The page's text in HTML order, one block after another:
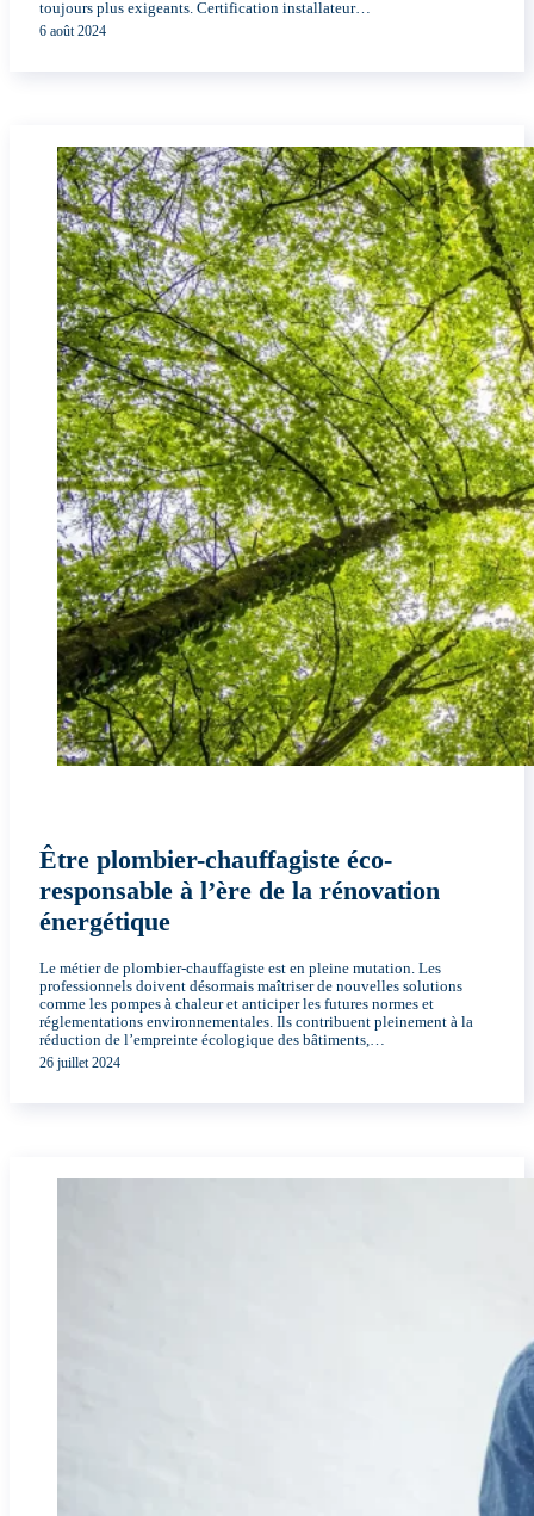
toujours plus exigeants. Certification installateur…
6 août 2024
Être plombier-chauffagiste éco-
responsable à l’ère de la rénovation
énergétique
Le métier de plombier-chauffagiste est en pleine mutation. Les
professionnels doivent désormais maîtriser de nouvelles solutions
comme les pompes à chaleur et anticiper les futures normes et
réglementations environnementales. Ils contribuent pleinement à la
réduction de l’empreinte écologique des bâtiments,…
26 juillet 2024